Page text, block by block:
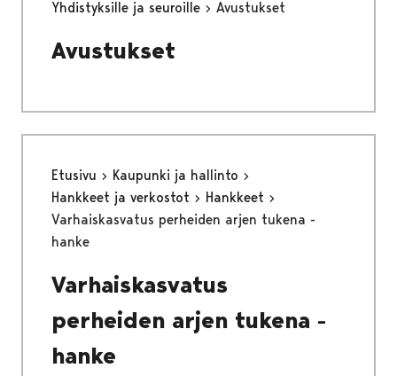
Yhdistyksille ja seuroille
Avustukset
Avustukset
Etusivu
Kaupunki ja hallinto
Hankkeet ja verkostot
Hankkeet
Varhaiskasvatus perheiden arjen tukena -
hanke
Varhaiskasvatus
perheiden arjen tukena -
hanke